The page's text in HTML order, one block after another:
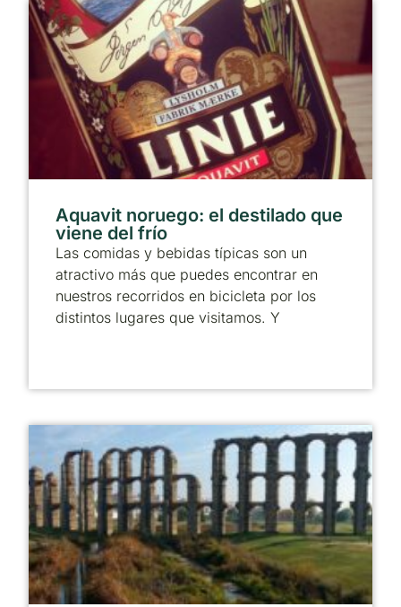
Aquavit noruego: el destilado que
viene del frío
Las comidas y bebidas típicas son un
atractivo más que puedes encontrar en
nuestros recorridos en bicicleta por los
distintos lugares que visitamos. Y